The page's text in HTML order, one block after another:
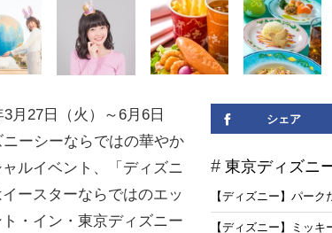
シェア
東京ディズニ
【ディズニー】パー
【ディズニー】ミッ
月27日（火）～6月6日
ニーシーならではの華やか
ルイベント、「ディズニ
ースターならではのエッ
・イン・東京ディズニー